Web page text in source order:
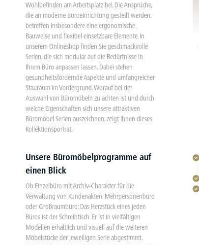
Wohlbefinden am Arbeitsplatz bei. Die Ansprüche,
die an moderne Büroeinrichtung gestellt werden,
betreffen insbesondere eine ergonomische
Bauweise und flexibel einsetzbare Elemente. In
unserem Onlineshop finden Sie geschmackvolle
Serien, die sich modular auf die Bedürfnisse in
Ihrem Büro anpassen lassen. Dabei stehen
gesundheitsfördernde Aspekte und umfangreicher
Stauraum im Vordergrund. Worauf bei der
Auswahl von Büromöbeln zu achten ist und durch
welche Eigenschaften sich unsere attraktiven
Büromöbel Serien auszeichnen, zeigt Ihnen dieses
Kollektionsporträt.
Unsere Büromöbelprogramme auf
einen Blick
Ob Einzelbüro mit Archiv-Charakter für die
Verwaltung von Kundenakten, Mehrpersonenbüro
oder Großraumbüro: Das Herzstück eines jeden
Büros ist der Schreibtisch. Er ist in vielfältigen
Modellen erhältlich und visuell auf die weiteren
Möbelstücke der jeweiligen Serie abgestimmt.